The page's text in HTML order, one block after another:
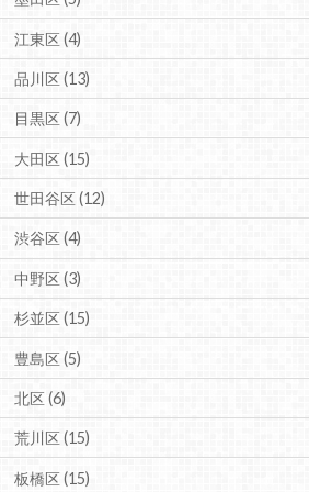
江東区(4)
品川区(13)
目黒区(7)
大田区(15)
世田谷区(12)
渋谷区(4)
中野区(3)
杉並区(15)
豊島区(5)
北区(6)
荒川区(15)
板橋区(15)